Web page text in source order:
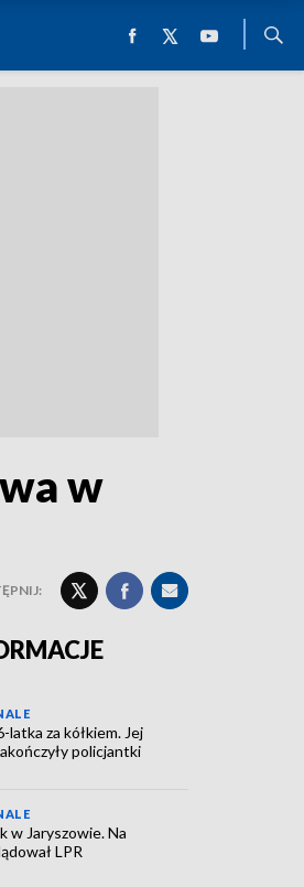
w
latka za kółkiem. Jej
policjantki
w Jaryszowie. Na
LPR